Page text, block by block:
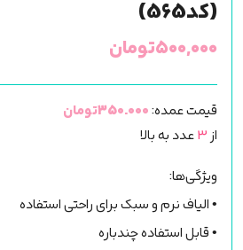
(کد565)
۵۰۰,۰۰۰تومان
قیمت عمده:350.000تومان
از3عدد به بالا
ویژگی‌ها:
• الیاف نرم و سبک برای راحتی استفاده
• قابل استفاده چندباره